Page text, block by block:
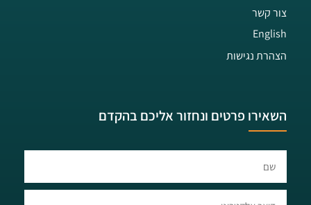
צור קשר
English
הצהרת נגישות
השאירו פרטים ונחזור אליכם בהקדם​​